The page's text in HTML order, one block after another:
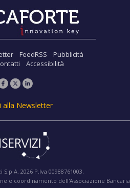
FeedRSS
Pubblicità
Accessibilità
alla Newsletter
2026 P.Iva 00988761003.
e coordinamento dell'Associazione Bancaria